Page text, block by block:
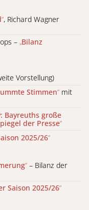
“, Richard Wagner
– „Bilanz
Vorstellung)
Stimmen“ mit
Bayreuths große
der Presse“
2025/26“
“ – Bilanz der
Saison 2025/26“